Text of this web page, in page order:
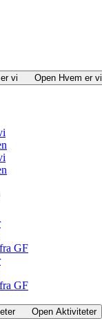
vi Open Hvem er vi
GF
GF
Open Aktiviteter